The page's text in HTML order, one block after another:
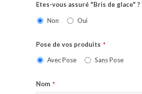
Etes-vous assuré "Bris de glace" ?
Non Oui
Pose de vos produits *
Avec Pose Sans Pose
Nom *